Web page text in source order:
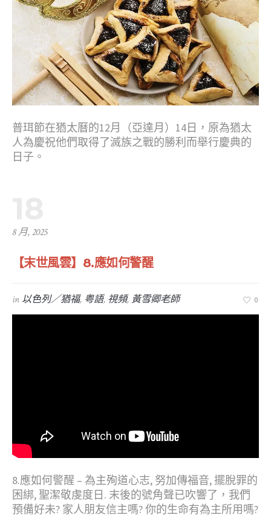
普珥節在猶太曆的12月（亞達月）14日，原為猶太
人為慶祝他們取得了滅族之戰的勝利而舉行慶典的
日子。
8 月, 2025
【末世風雲】8.應如何警醒
in 以色列／猶福, 粤語, 視頻,黃雪卿老師 0
8.應如何警醒 – 為主殉道心志, 努加傳福音, 擺脫罪的
困綁, 聖潔敬虔度日. 末後的號角聲已吹響了，我們
預備好未? 家人朋友信主嗎? 你的生命有為主所用嗎?